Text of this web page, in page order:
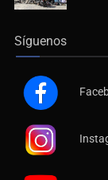
Síguenos